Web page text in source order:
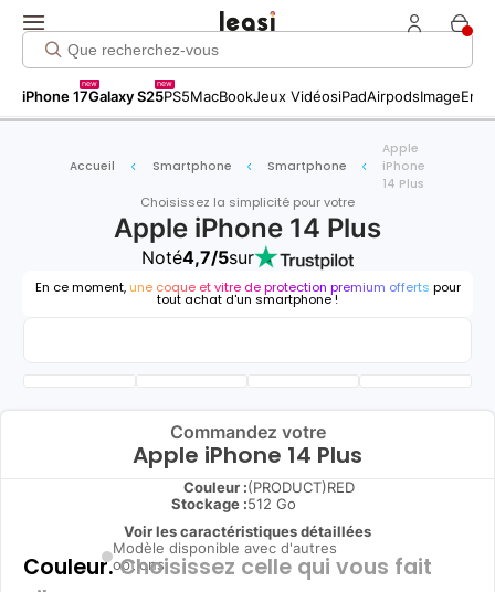
iPhone 17
new
Galaxy S25
new
PS5MacBookJeux VidéosiPadAirpodsImage
Accueil Smartphone Smartphone
Apple
iPhone
14 Plus
Choisissez la simplicité pour votre
Apple iPhone 14 Plus
Noté4,7/5sur
En ce moment, une coque et vitre de protection premium offerts pour
tout achat d'un smartphone !
Commandez votre
Apple iPhone 14 Plus
Couleur :(PRODUCT)RED
Stockage :512 Go
Voir les caractéristiques détaillées
Modèle disponible avec d'autres
options
Couleur.Choisissez celle qui vous fait